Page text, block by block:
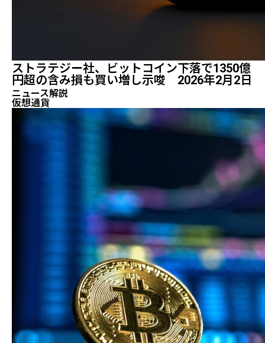
ストラテジー社、ビットコイン下落で1350億
円超の含み損も買い増し示唆 2026年2月2日
ニュース解説
仮想通貨